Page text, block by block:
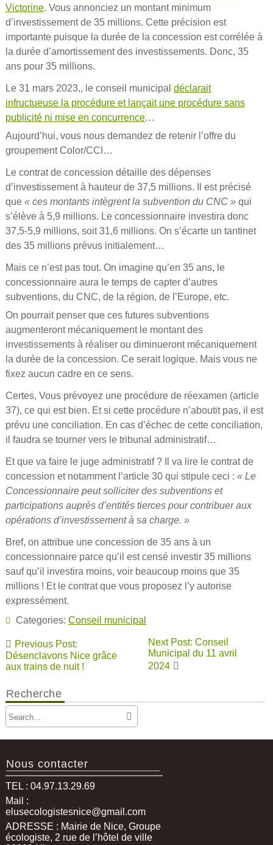
Victorine. Vous annonciez un montant minimum
d’investissement de 35 millions. Cette précision est
importante puisque la durée de la concession est corrélée à
la durée d’amortissement des investissements. Donc, 35
ans pour 35 millions.
Le 31 mars 2023,, le conseil municipal déclarait
infructueuse la procédure et lançait une procédure sans
publicité ni mise en concurrence…
Aujourd’hui, vous nous demandez de retenir l’offre du
groupement Color/CCI…
Le contrat de concession détaille des dépenses
d’investissement à hauteur de 37,5 millions. Il est précisé
que « ces montants intègrent la subvention du CNC »qui
s’élève à 5,9 millions. Le concessionnaire investira donc
37,5-5,9 millions, soit 31,6 millions. On s’écarte un tantinet
des 35 millions prévus initialement…
Mais ce n’est pas tout. On imagine qu’en 35 ans, le
concessionnaire aura le temps de capter d’autres
subventions, du CNC, de la région, de l’Europe, etc.
On pourrait penser que ces futures subventions
augmenteront mécaniquement le montant des
investissements à réaliser ou diminueront mécaniquement
la durée de la concession. Ce serait logique. Mais vous ne
fixez aucun cadre en ce sens.
Certes, Vous prévoyez une procédure de réexamen (article
37), ce qui est bien. Et si cette procédure n’aboutit pas, il est
prévu une conciliation. En cas d’échec de cette conciliation,
il faudra se tourner vers le tribunal administratif…
Et que va faire le juge administratif ? Il va lire le contrat de
concession et notamment l’article 30 qui stipule ceci : « Le
Concessionnaire peut solliciter des subventions et
participations auprès d’entités tierces pour contribuer aux
opérations d’investissement à sa charge. »
Bref, on attribue une concession de 35 ans à un
concessionnaire parce qu’il est censé investir 35 millions
sauf qu’il investira moins, voir beaucoup moins que 35
millions ! Et le contrat que vous proposez l’y autorise
expressément.
Categories: Conseil municipal
Navigation
de
l’article
Previous Post:
Désenclavons Nice grâce
aux trains de nuit !
Next Post: Conseil
Municipal du 11 avril
2024
Recherche
Nous contacter
TEL : 04.97.13.29.69
Mail :
elusecologistesnice@gmail.com
ADRESSE : Mairie de Nice, Groupe
écologiste, 2 rue de l’hôtel de ville